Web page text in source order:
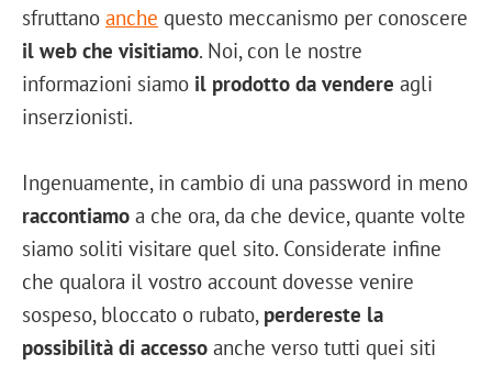
sfruttano anche questo meccanismo per conoscere
il web che visitiamo. Noi, con le nostre
informazioni siamo il prodotto da vendere agli
inserzionisti.
Ingenuamente, in cambio di una password in meno
raccontiamo a che ora, da che device, quante volte
siamo soliti visitare quel sito. Considerate infine
che qualora il vostro account dovesse venire
sospeso, bloccato o rubato, perdereste la
possibilità di accesso anche verso tutti quei siti